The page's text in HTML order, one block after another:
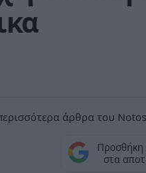
άρθρα του
στα